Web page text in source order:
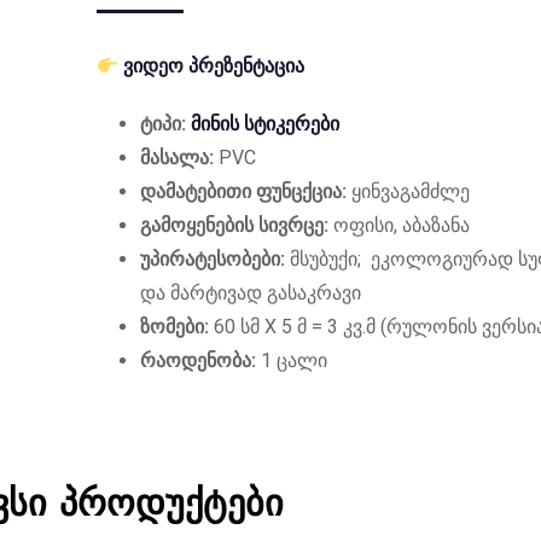
ვიდეო პრეზენტაცია
ტიპი:მინის სტიკერები
მასალა: PVC
დამატებითი ფუნცქცია: ყინვაგამძლე
გამოყენების სივრცე: ოფისი, აბაზანა
უპირატესობები: მსუბუქი; ეკოლოგიურად
და მარტივად გასაკრავი
ზომები: 60 სმ X 5 მ = 3 კვ.მ (რულონის
რაოდენობა: 1 ცალი
პროდუქტები